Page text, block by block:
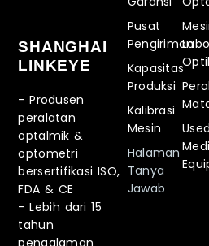
SHANGHAI
LINKEYE
- Produsen
peralatan
optalmik &
optometri
bersertifikasi ISO,
FDA & CE
-Lebih dari 15
tahun
Used
Pusat
Pengiriman
Kapasitas
Produksi
Kalibrasi
Mesin
Halaman
Tanya
Jawab